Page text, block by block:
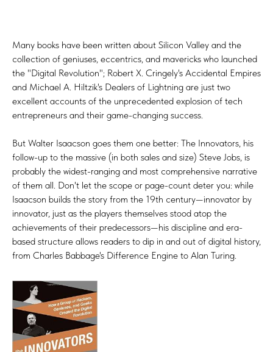
Many books have been written about Silicon Valley and the
collection of geniuses, eccentrics, and mavericks who launched
the "Digital Revolution"; Robert X. Cringely's Accidental Empires
and Michael A. Hiltzik's Dealers of Lightning are just two
excellent accounts of the unprecedented explosion of tech
entrepreneurs and their game-changing success.
But Walter Isaacson goes them one better: The Innovators, his
follow-up to the massive (in both sales and size) Steve Jobs, is
probably the widest-ranging and most comprehensive narrative
of them all. Don't let the scope or page-count deter you: while
Isaacson builds the story from the 19th century—innovator by
innovator, just as the players themselves stood atop the
achievements of their predecessors—his discipline and era-
based structure allows readers to dip in and out of digital history,
from Charles Babbage's Difference Engine to Alan Turing.